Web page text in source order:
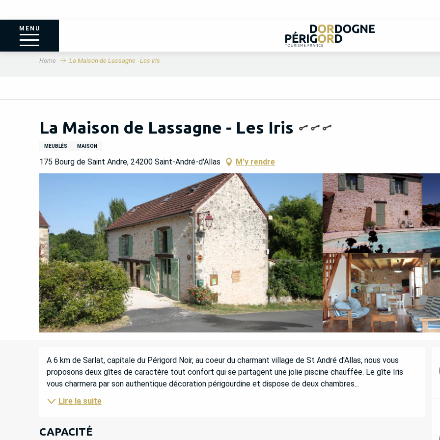
MENU
Home La Maison de Lassagne - Les Iris
La Maison de Lassagne - Les Iris
MEUBLÉS MAISON
175 Bourg de Saint Andre, 24200 Saint-André-d'Allas M'y rendre
DESCRIPTION
A 6 km de Sarlat, capitale du Périgord Noir, au coeur du charmant village de St André d'Allas, nous vous
proposons deux gîtes de caractère tout confort qui se partagent une jolie piscine chauffée. Le gîte Iris
vous charmera par son authentique décoration périgourdine et dispose de deux chambres...
Lire la suite
CAPACITÉ